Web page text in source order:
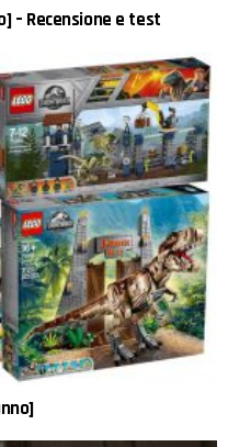
– Recensione e test